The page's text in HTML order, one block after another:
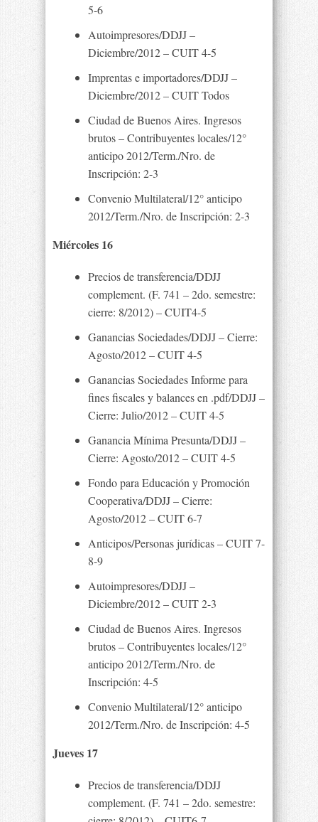
5-6
Autoimpresores/DDJJ –
Diciembre/2012 – CUIT 4-5
Imprentas e importadores/DDJJ –
Diciembre/2012 – CUIT Todos
Ciudad de Buenos Aires. Ingresos
brutos – Contribuyentes locales/12°
anticipo 2012/Term./Nro. de
Inscripción: 2-3
Convenio Multilateral/12° anticipo
2012/Term./Nro. de Inscripción: 2-3
Miércoles 16
Precios de transferencia/DDJJ
complement. (F. 741 – 2do. semestre:
cierre: 8/2012) – CUIT4-5
Ganancias Sociedades/DDJJ – Cierre:
Agosto/2012 – CUIT 4-5
Ganancias Sociedades Informe para
fines fiscales y balances en .pdf/DDJJ –
Cierre: Julio/2012 – CUIT 4-5
Ganancia Mínima Presunta/DDJJ –
Cierre: Agosto/2012 – CUIT 4-5
Fondo para Educación y Promoción
Cooperativa/DDJJ – Cierre:
Agosto/2012 – CUIT 6-7
Anticipos/Personas jurídicas – CUIT 7-
8-9
Autoimpresores/DDJJ –
Diciembre/2012 – CUIT 2-3
Ciudad de Buenos Aires. Ingresos
brutos – Contribuyentes locales/12°
anticipo 2012/Term./Nro. de
Inscripción: 4-5
Convenio Multilateral/12° anticipo
2012/Term./Nro. de Inscripción: 4-5
Jueves 17
Precios de transferencia/DDJJ
complement. (F. 741 – 2do. semestre: